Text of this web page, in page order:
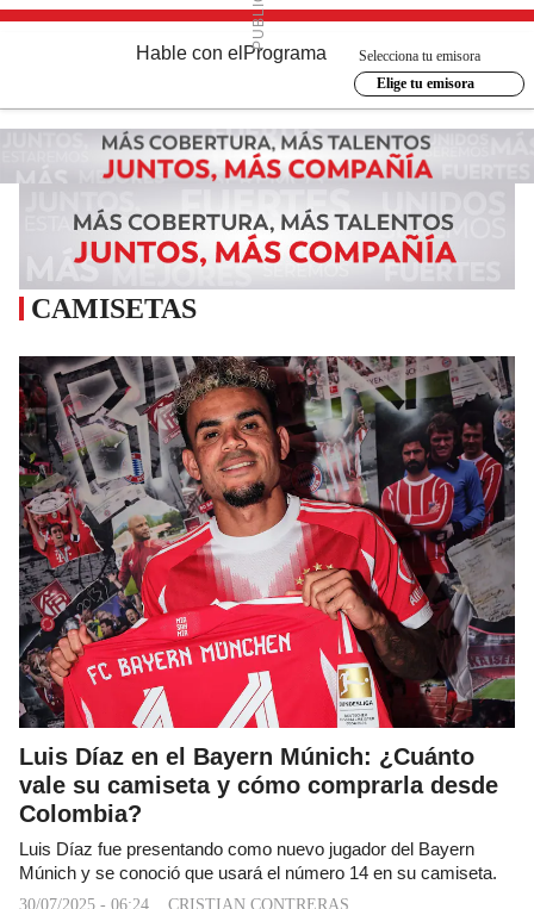
Hable con el Programa
Selecciona tu emisora
Elige tu emisora
CAMISETAS
Luis Díaz en el Bayern Múnich: ¿Cuánto
vale su camiseta y cómo comprarla desde
Colombia?
Luis Díaz fue presentando como nuevo jugador del Bayern
Múnich y se conoció que usará el número 14 en su camiseta.
30/07/2025 - 06:24 CRISTIAN CONTRERAS